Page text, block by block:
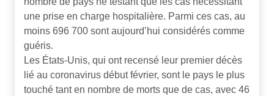
une prise en charge hospitalière. Parmi ces cas, au
moins 696 700 sont aujourd’hui considérés comme
guéris.
Les États-Unis, qui ont recensé leur premier décès
lié au coronavirus début février, sont le pays le plus
touché tant en nombre de morts que de cas, avec 46